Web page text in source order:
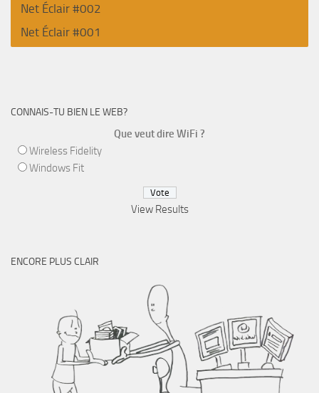
Net Éclair #002
Net Éclair #001
CONNAIS-TU BIEN LE WEB?
Que veut dire WiFi ?
Wireless Fidelity
Windows Fit
View Results
ENCORE PLUS CLAIR